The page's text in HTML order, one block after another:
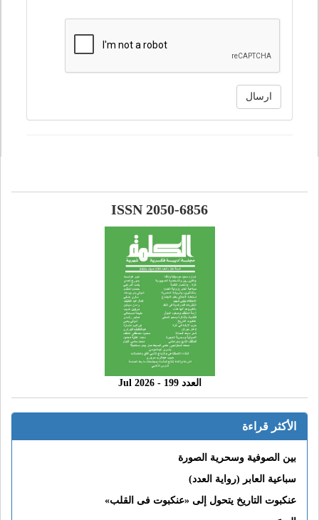
ارسال
ISSN 2050-6856
العدد 199 - 2026 Jul
الأكثر قراءة
بين الصوفية وسحرية الصورة
سباعية العابر (رواية العدد)
عنكبوت التاريخ يتحول إلى «عنكبوت فى القلب»